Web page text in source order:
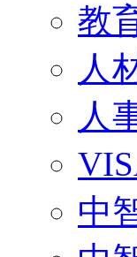
教
人
人
中